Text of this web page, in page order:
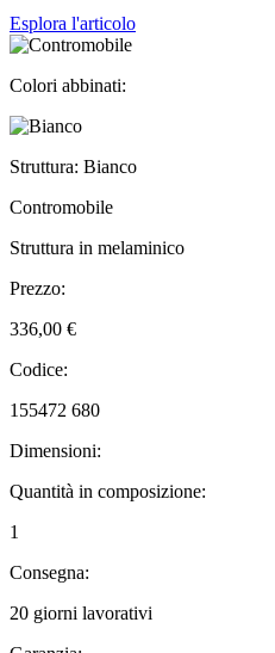
Esplora l'articolo
Colori abbinati:
Struttura: Bianco
Contromobile
Struttura in melaminico
Prezzo:
336,00 €
Codice:
155472 680
Dimensioni:
Quantità in composizione:
1
Consegna:
20 giorni lavorativi